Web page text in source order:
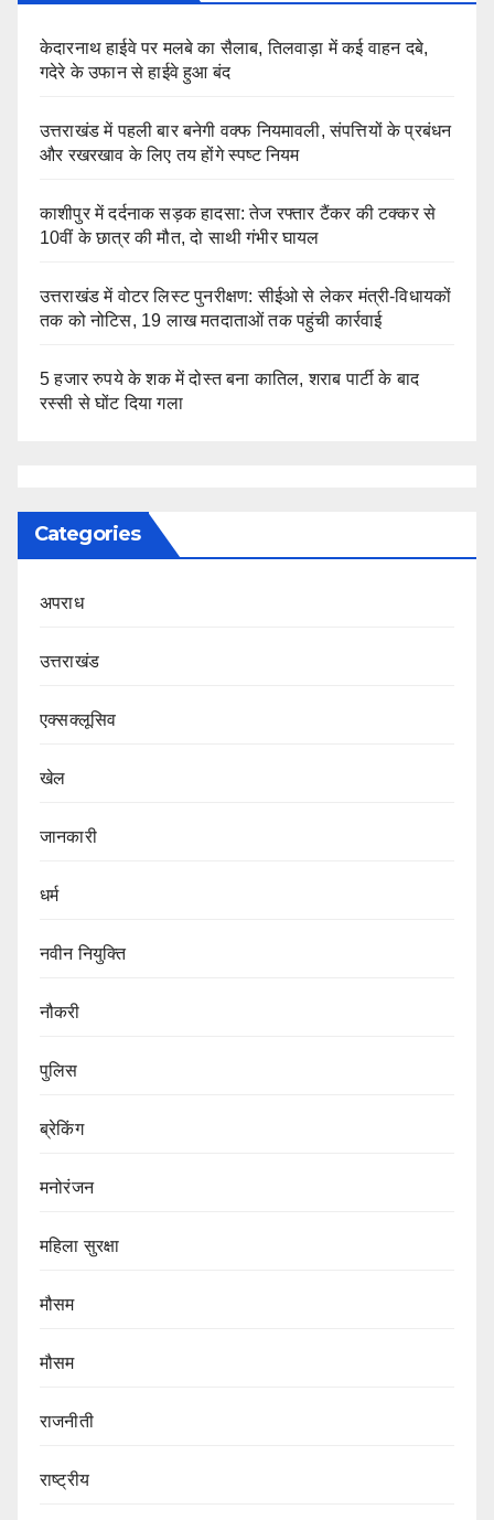
केदारनाथ हाईवे पर मलबे का सैलाब, तिलवाड़ा में कई वाहन दबे,
गदेरे के उफान से हाईवे हुआ बंद
उत्तराखंड में पहली बार बनेगी वक्फ नियमावली, संपत्तियों के प्रबंधन
और रखरखाव के लिए तय होंगे स्पष्ट नियम
काशीपुर में दर्दनाक सड़क हादसा: तेज रफ्तार टैंकर की टक्कर से
10वीं के छात्र की मौत, दो साथी गंभीर घायल
उत्तराखंड में वोटर लिस्ट पुनरीक्षण: सीईओ से लेकर मंत्री-विधायकों
तक को नोटिस, 19 लाख मतदाताओं तक पहुंची कार्रवाई
5 हजार रुपये के शक में दोस्त बना कातिल, शराब पार्टी के बाद
रस्सी से घोंट दिया गला
Categories
अपराध
उत्तराखंड
एक्सक्लूसिव
खेल
जानकारी
धर्म
नवीन नियुक्ति
नौकरी
पुलिस
ब्रेकिंग
मनोरंजन
महिला सुरक्षा
मौसम
मौसम
राजनीती
राष्ट्रीय